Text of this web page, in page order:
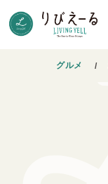
グルメ